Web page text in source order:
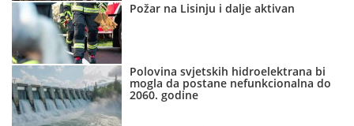
Požar na Lisinju i dalje aktivan
Polovina svjetskih hidroelektrana bi
mogla da postane nefunkcionalna do
2060. godine